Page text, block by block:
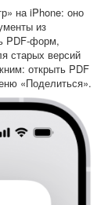
на iPhone: оно
из
PDF-форм,
старых версий
открыть PDF
«Поделиться».